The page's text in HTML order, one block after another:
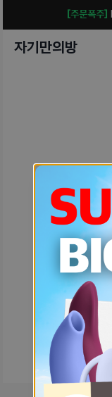
[주문폭주]
자기만의방